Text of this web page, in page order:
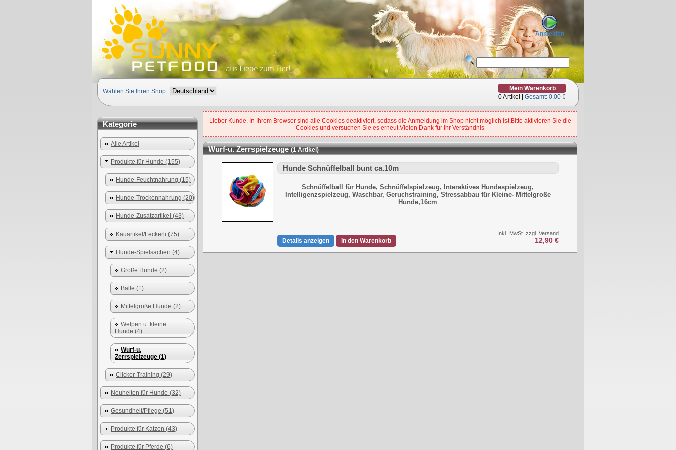
Anmelden
Wählen Sie Ihren Shop:
Mein Warenkorb
0Artikel | Gesamt: 0,00 €
Kategorie
Alle Artikel
Produkte für Hunde (155)
Hunde-Feuchtnahrung (15)
Hunde-Trockennahrung (20)
Hunde-Zusatzartikel (43)
Kauartikel/Leckerli (75)
Hunde-Spielsachen (4)
Große Hunde (2)
Bälle (1)
Mittelgroße Hunde (2)
Welpen u. kleine
Hunde (4)
Wurf-u.
Zerrspielzeuge (1)
Clicker-Training (29)
Neuheiten für Hunde (32)
Gesundheit/Pflege (51)
Produkte für Katzen (43)
Produkte für Pferde (6)
Lieber Kunde. In Ihrem Browser sind alle Cookies deaktiviert, sodass die Anmeldung im Shop nicht möglich ist.Bitte aktivieren Sie die
Cookies und versuchen Sie es erneut.Vielen Dank für Ihr Verständnis
Wurf-u. Zerrspielzeuge(1 Artikel)
Hunde Schnüffelball bunt ca.10m
Schnüffelball für Hunde, Schnüffelspielzeug, Interaktives Hundespielzeug,
Intelligenzspielzeug, Waschbar, Geruchstraining, Stressabbau für Kleine- Mittelgroße
Hunde,16cm
Details anzeigen In den Warenkorb
Inkl. MwSt. zzgl. Versand
12,90 €